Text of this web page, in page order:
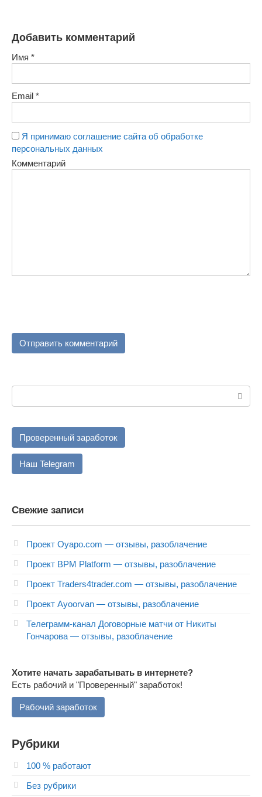
Добавить комментарий
Имя *
Email *
Я принимаю соглашение сайта об обработке
персональных данных
Комментарий
Проверенный заработок
Наш Telegram
Свежие записи
Проект Oyapo.com — отзывы, разоблачение
Проект BPM Platform — отзывы, разоблачение
Проект Traders4trader.com — отзывы, разоблачение
Проект Ayoorvan — отзывы, разоблачение
Телеграмм-канал Договорные матчи от Никиты
Гончарова — отзывы, разоблачение
Хотите начать зарабатывать в интернете?
Есть рабочий и "Проверенный" заработок!
Рабочий заработок
Рубрики
100 % работают
Без рубрики